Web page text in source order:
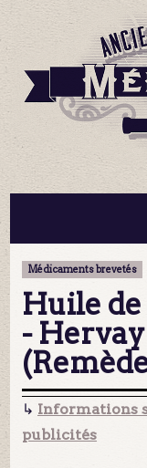
BOUTEILLES ▼
MA
Médicaments brevetés
Huile
-
↳ Informations
publicités